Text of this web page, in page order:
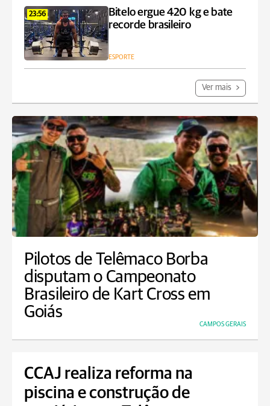
23:56
Bitelo ergue 420 kg e bate
recorde brasileiro
ESPORTE
Ver mais
Pilotos de Telêmaco Borba
disputam o Campeonato
Brasileiro de Kart Cross em
Goiás
CAMPOS GERAIS
CCAJ realiza reforma na
piscina e construção de